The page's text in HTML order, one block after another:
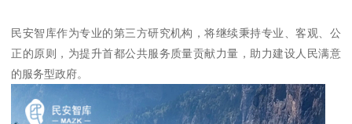
民安智库作为专业的第三方研究机构，将继续秉持专业、客观、公
正的原则，为提升首都公共服务质量贡献力量，助力建设人民满意
的服务型政府。